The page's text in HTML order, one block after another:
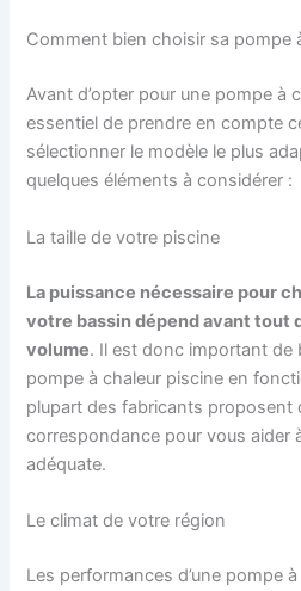
Comment bien choisir sa pompe
Avant d’opter pour une pompe à
essentiel de prendre en compte
sélectionner le modèle le plus
quelques éléments à considérer :
La taille de votre piscine
La puissance nécessaire pour
votre bassin dépend avant tout
volume. Il est donc important de
pompe à chaleur piscine en
plupart des fabricants proposent
correspondance pour vous aider
adéquate.
Le climat de votre région
Les performances d’une pompe